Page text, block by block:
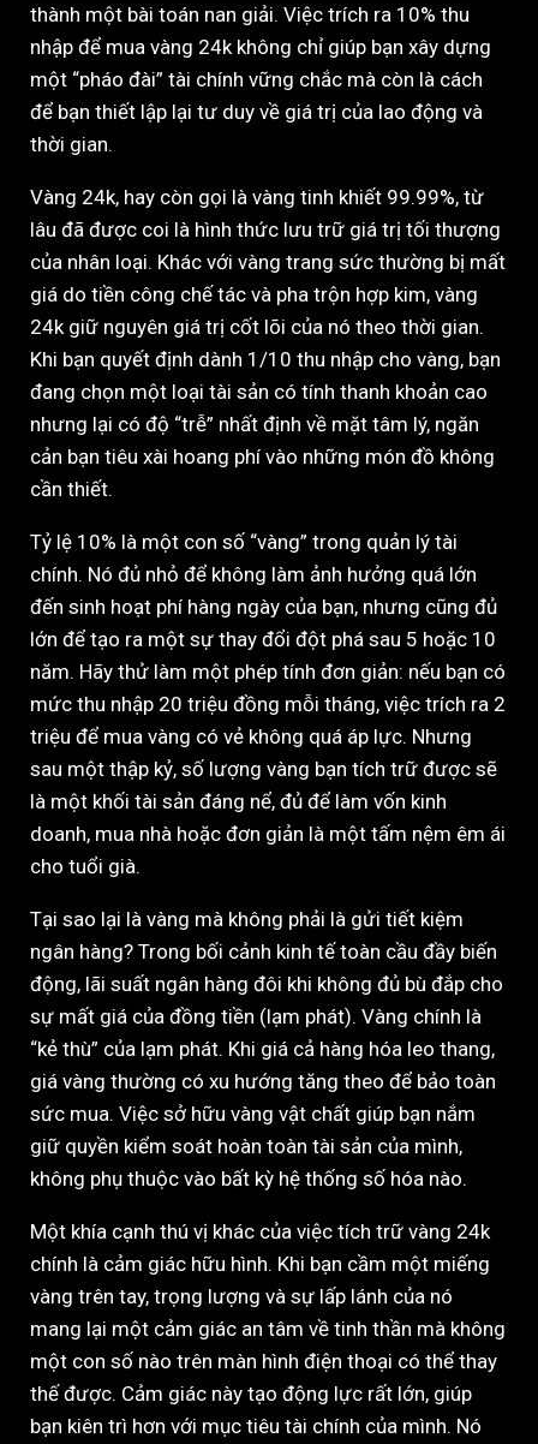
thành một bài toán nan giải. Việc trích ra 10% thu
nhập để mua vàng 24k không chỉ giúp bạn xây dựng
một “pháo đài” tài chính vững chắc mà còn là cách
để bạn thiết lập lại tư duy về giá trị của lao động và
thời gian.
Vàng 24k, hay còn gọi là vàng tinh khiết 99.99%, từ
lâu đã được coi là hình thức lưu trữ giá trị tối thượng
của nhân loại. Khác với vàng trang sức thường bị mất
giá do tiền công chế tác và pha trộn hợp kim, vàng
24k giữ nguyên giá trị cốt lõi của nó theo thời gian.
Khi bạn quyết định dành 1/10 thu nhập cho vàng, bạn
đang chọn một loại tài sản có tính thanh khoản cao
nhưng lại có độ “trễ” nhất định về mặt tâm lý, ngăn
cản bạn tiêu xài hoang phí vào những món đồ không
cần thiết.
Tỷ lệ 10% là một con số “vàng” trong quản lý tài
chính. Nó đủ nhỏ để không làm ảnh hưởng quá lớn
đến sinh hoạt phí hàng ngày của bạn, nhưng cũng đủ
lớn để tạo ra một sự thay đổi đột phá sau 5 hoặc 10
năm. Hãy thử làm một phép tính đơn giản: nếu bạn có
mức thu nhập 20 triệu đồng mỗi tháng, việc trích ra 2
triệu để mua vàng có vẻ không quá áp lực. Nhưng
sau một thập kỷ, số lượng vàng bạn tích trữ được sẽ
là một khối tài sản đáng nể, đủ để làm vốn kinh
doanh, mua nhà hoặc đơn giản là một tấm nệm êm ái
cho tuổi già.
Tại sao lại là vàng mà không phải là gửi tiết kiệm
ngân hàng? Trong bối cảnh kinh tế toàn cầu đầy biến
động, lãi suất ngân hàng đôi khi không đủ bù đắp cho
sự mất giá của đồng tiền (lạm phát). Vàng chính là
“kẻ thù” của lạm phát. Khi giá cả hàng hóa leo thang,
giá vàng thường có xu hướng tăng theo để bảo toàn
sức mua. Việc sở hữu vàng vật chất giúp bạn nắm
giữ quyền kiểm soát hoàn toàn tài sản của mình,
không phụ thuộc vào bất kỳ hệ thống số hóa nào.
Một khía cạnh thú vị khác của việc tích trữ vàng 24k
chính là cảm giác hữu hình. Khi bạn cầm một miếng
vàng trên tay, trọng lượng và sự lấp lánh của nó
mang lại một cảm giác an tâm về tinh thần mà không
một con số nào trên màn hình điện thoại có thể thay
thế được. Cảm giác này tạo động lực rất lớn, giúp
bạn kiên trì hơn với mục tiêu tài chính của mình. Nó